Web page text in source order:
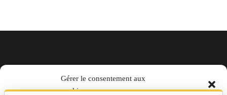
Gérer le consentement aux
cookies
EN TRAIN magazine par La Vie